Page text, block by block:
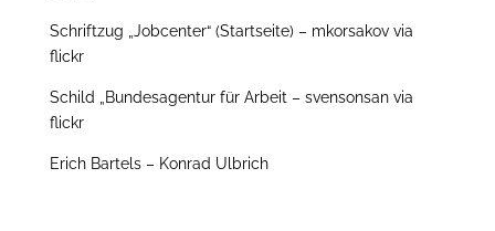
Schriftzug „Jobcenter“ (Startseite) – mkorsakov via
flickr
Schild „Bundesagentur für Arbeit – svensonsan via
flickr
Erich Bartels – Konrad Ulbrich